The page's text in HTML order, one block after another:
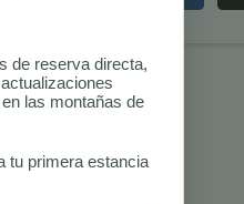
de reserva directa,
las montañas de
tu primera estancia